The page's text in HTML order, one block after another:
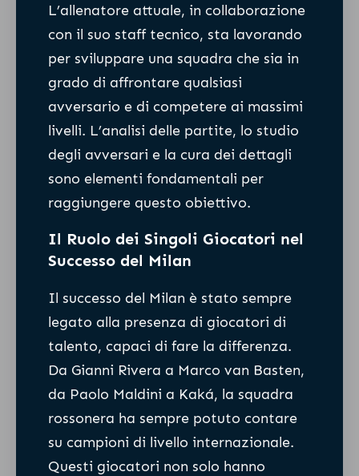
L’allenatore attuale, in collaborazione
con il suo staff tecnico, sta lavorando
per sviluppare una squadra che sia in
grado di affrontare qualsiasi
avversario e di competere ai massimi
livelli. L’analisi delle partite, lo studio
degli avversari e la cura dei dettagli
sono elementi fondamentali per
raggiungere questo obiettivo.
Il Ruolo dei Singoli Giocatori nel
Successo del Milan
Il successo del Milan è stato sempre
legato alla presenza di giocatori di
talento, capaci di fare la differenza.
Da Gianni Rivera a Marco van Basten,
da Paolo Maldini a Kaká, la squadra
rossonera ha sempre potuto contare
su campioni di livello internazionale.
Questi giocatori non solo hanno